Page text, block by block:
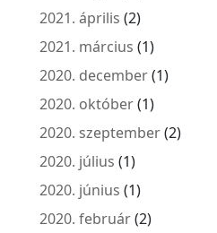
2021. április (2)
2021. március (1)
2020. december(1)
2020. október(1)
2020. szeptember(2)
2020. július (1)
2020. június (1)
2020. február(2)